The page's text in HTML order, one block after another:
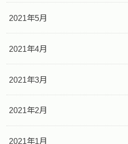
2021年5月
2021年4月
2021年3月
2021年2月
2021年1月